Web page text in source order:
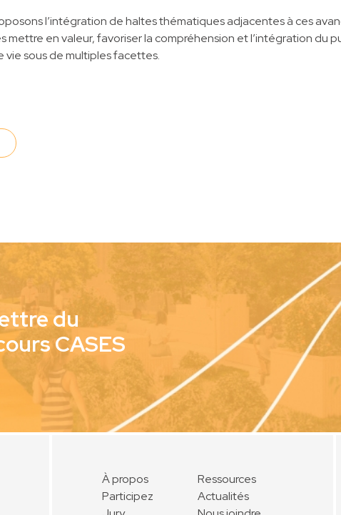
l’intégration de haltes thématiques adjacentes à ces
mettre en valeur, favoriser la compréhension et l’intégration du
vie sous de multiples facettes.
du
CASES
À propos
Participez
Ressources
Actualités